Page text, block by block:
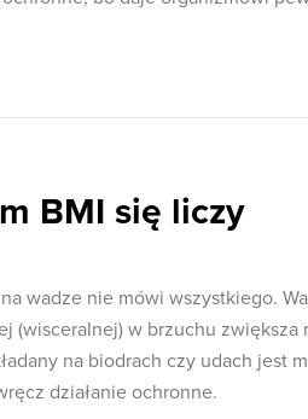
BMI się liczy
wadze nie mówi wszystkiego.
(wisceralnej) w brzuchu
na biodrach czy udach jest
działanie ochronne.